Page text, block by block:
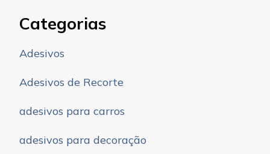
Categorias
Adesivos
Adesivos de Recorte
adesivos para carros
adesivos para decoração